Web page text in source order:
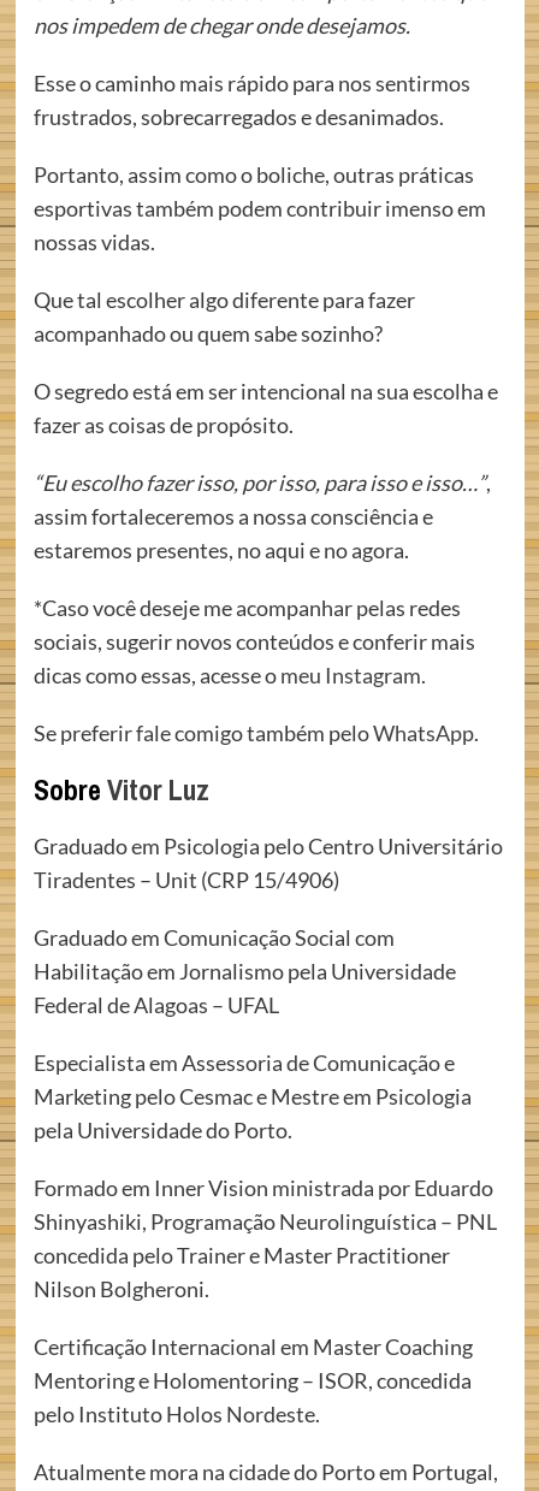
nos impedem de chegar onde desejamos.
Esse o caminho mais rápido para nos sentirmos
frustrados, sobrecarregados e desanimados.
Portanto, assim como o boliche, outras práticas
esportivas também podem contribuir imenso em
nossas vidas.
Que tal escolher algo diferente para fazer
acompanhado ou quem sabe sozinho?
O segredo está em ser intencional na sua escolha e
fazer as coisas de propósito.
“Eu escolho fazer isso, por isso, para isso e isso…”,
assim fortaleceremos a nossa consciência e
estaremos presentes, no aqui e no agora.
*Caso você deseje me acompanhar pelas redes
sociais, sugerir novos conteúdos e conferir mais
dicas como essas, acesse omeu Instagram.
Se preferir fale comigo também peloWhatsApp.
SobreVitor Luz
Graduado em Psicologia pelo Centro Universitário
Tiradentes – Unit (CRP 15/4906)
Graduado em Comunicação Social com
Habilitação em Jornalismo pela Universidade
Federal de Alagoas – UFAL
Especialista em Assessoria de Comunicação e
Marketing pelo Cesmac e Mestre em Psicologia
pela Universidade do Porto.
Formado em Inner Vision ministrada por Eduardo
Shinyashiki, Programação Neurolinguística – PNL
concedida pelo Trainer e Master Practitioner
Nilson Bolgheroni.
Certificação Internacional em Master Coaching
Mentoring e Holomentoring – ISOR, concedida
pelo Instituto Holos Nordeste.
Atualmente mora na cidade do Porto em Portugal,